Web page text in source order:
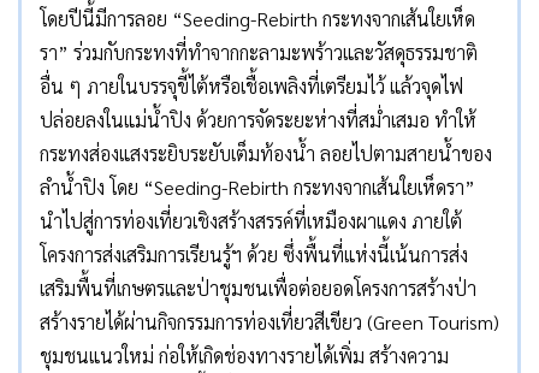
โดยปีนี้มีการลอย “Seeding-Rebirth กระทงจากเส้นใยเห็ด
รา” ร่วมกับกระทงที่ทำจากกะลามะพร้าวและวัสดุธรรมชาติ
อื่น ๆ ภายในบรรจุขี้ไต้หรือเชื้อเพลิงที่เตรียมไว้ แล้วจุดไฟ
ปล่อยลงในแม่น้ำปิง ด้วยการจัดระยะห่างที่สม่ำเสมอ ทำให้
กระทงส่องแสงระยิบระยับเต็มท้องน้ำ ลอยไปตามสายน้ำของ
ลำน้ำปิง โดย “Seeding-Rebirth กระทงจากเส้นใยเห็ดรา”
นำไปสู่การท่องเที่ยวเชิงสร้างสรรค์ที่เหมืองผาแดง ภายใต้
โครงการส่งเสริมการเรียนรู้ฯ ด้วย ซึ่งพื้นที่แห่งนี้เน้นการส่ง
เสริมพื้นที่เกษตรและป่าชุมชนเพื่อต่อยอดโครงการสร้างป่า
สร้างรายได้ผ่านกิจกรรมการท่องเที่ยวสีเขียว (Green Tourism)
ชุมชนแนวใหม่ ก่อให้เกิดช่องทางรายได้เพิ่ม สร้างความ